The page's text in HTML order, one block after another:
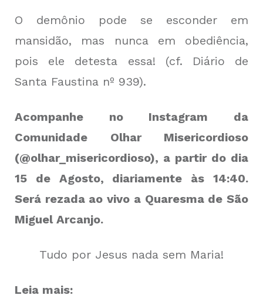
O demônio pode se esconder em
mansidão, mas nunca em obediência,
pois ele detesta essa! (cf. Diário de
Santa Faustina nº 939).
Acompanhe no Instagram da
Comunidade Olhar Misericordioso
(@olhar_misericordioso), a partir do dia
15 de Agosto, diariamente às 14:40.
Será rezada ao vivo a Quaresma de São
Miguel Arcanjo.
Tudo por Jesus nada sem Maria!
Leia mais: